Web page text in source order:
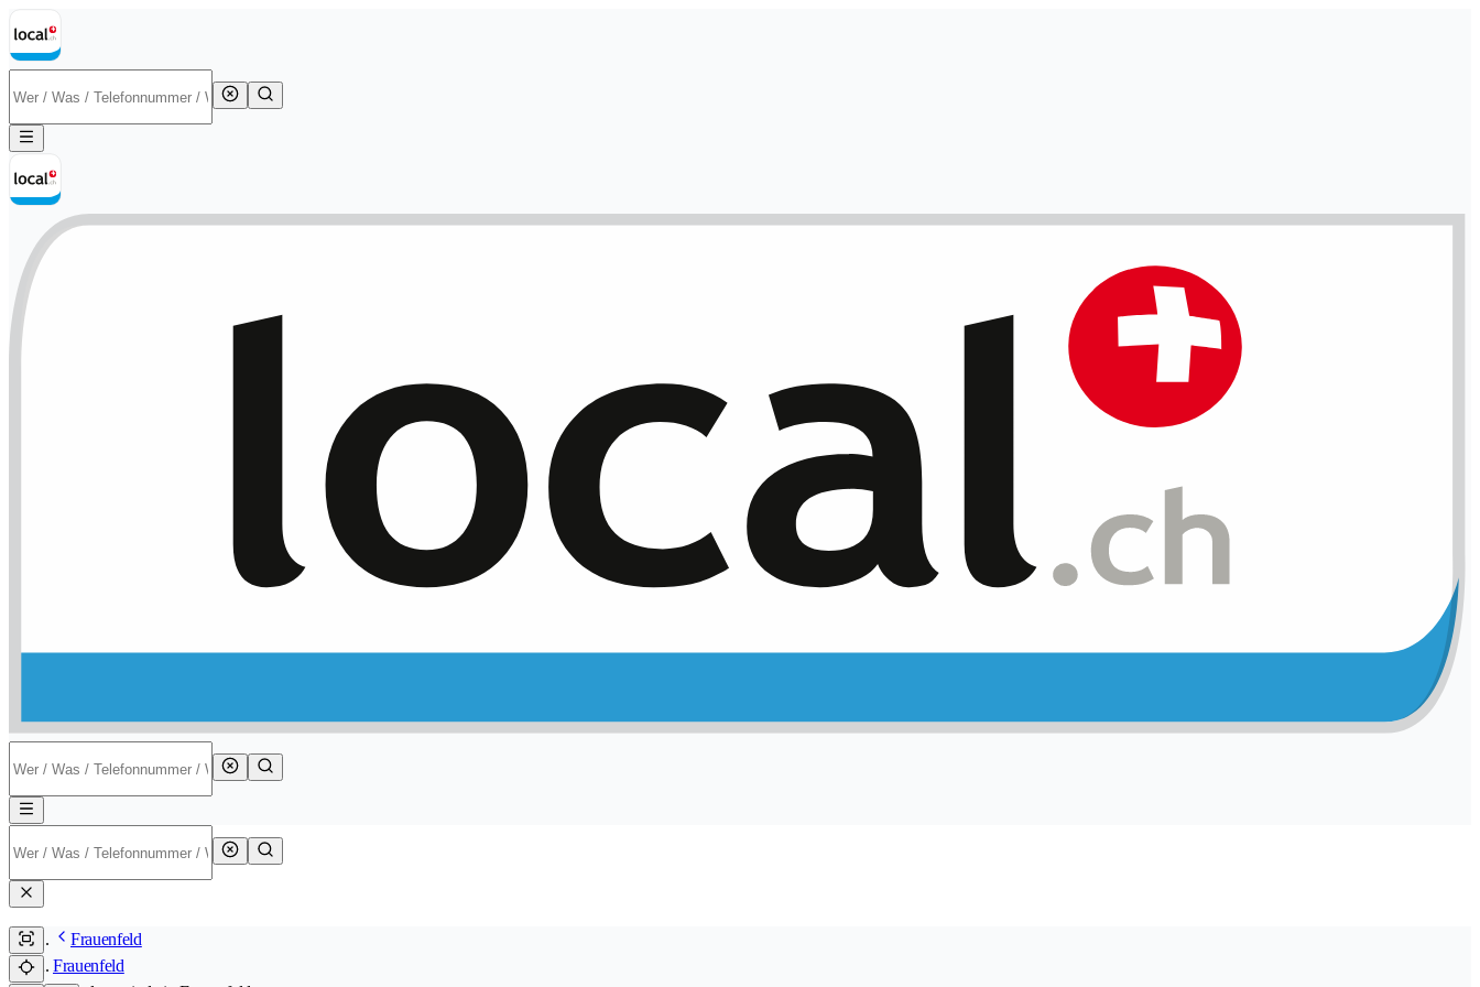
Frauenfeld
Frauenfeld